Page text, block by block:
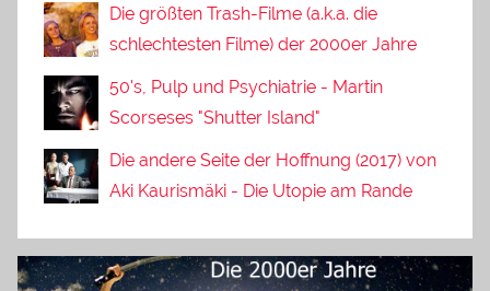
Die größten Trash-Filme (a.k.a. die
schlechtesten Filme) der 2000er Jahre
50's, Pulp und Psychiatrie - Martin
Scorseses "Shutter Island"
Die andere Seite der Hoffnung (2017) von
Aki Kaurismäki - Die Utopie am Rande